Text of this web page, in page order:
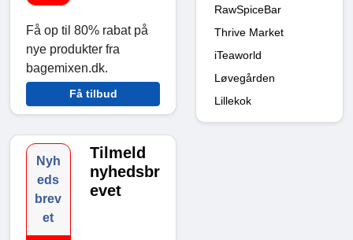
Få op til 80% rabat på
nye produkter fra
bagemixen.dk.
Få tilbud
Nyh
eds
brev
et
Tilmeld
nyhedsbr
evet
RawSpiceBar
Thrive Market
iTeaworld
Løvegården
Lillekok